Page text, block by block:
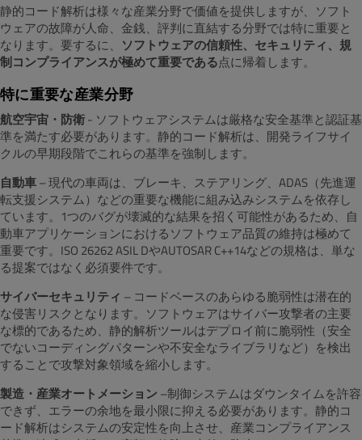
静的コード解析は様々な産業分野で価値を提供しますが、ソフト
ウェアの故障が人命、金銭、評判に直結する分野では特に重要と
なります。要するに、 ソフトウェアの信頼性、セキュリティ、規
制コンプライアンスが極めて重要である点に帰着します。
特に重要な産業分野
航空宇宙・防衛- ソフトウェアシステムは厳格な安全基準と認証基
準を満たす必要があります。静的コード解析は、開発ライフサイ
クルの早期段階でこれらの基準を強制します。
自動車– 現代の車両は、ブレーキ、ステアリング、ADAS（先進運
転支援システム）などの重要な機能に組み込みシステムを依存し
ています。1つのバグが壊滅的な結果を招く可能性があるため、自
動車アプリケーションにおけるソフトウェア品質の維持は極めて
重要です。ISO 26262 ASIL DやAUTOSAR C++14などの規格は、単な
る提案ではなく必須要件です。
サイバーセキュリティ – コードベースのあらゆる脆弱性は潜在的
な侵害リスクとなります。ソフトウェアはサイバー攻撃者の主要
な標的であるため、静的解析ツールはデプロイ前に脆弱性（安全
でないコーディングパターンや不安全なライブラリなど）を検出
することで攻撃対象領域を縮小します。
製造・産業オートメーション–制御システムはダウンタイムを許容
できず、エラーの余地を最小限に抑える必要があります。静的コ
ード解析はシステムの安定性を向上させ、産業コンプライアンス